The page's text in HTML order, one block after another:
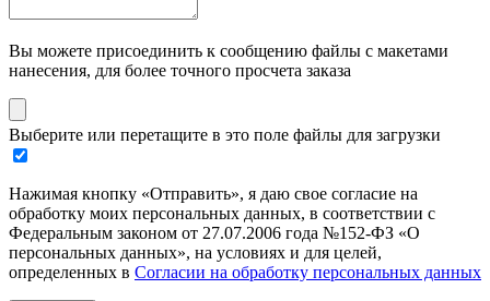
Вы можете присоединить к сообщению файлы с макетами
нанесения, для более точного просчета заказа
Выберите или перетащите в это поле файлы для загрузки
Нажимая кнопку «Отправить», я даю свое согласие на
обработку моих персональных данных, в соответствии с
Федеральным законом от 27.07.2006 года №152-ФЗ «О
персональных данных», на условиях и для целей,
определенных в Согласии на обработку персональных данных